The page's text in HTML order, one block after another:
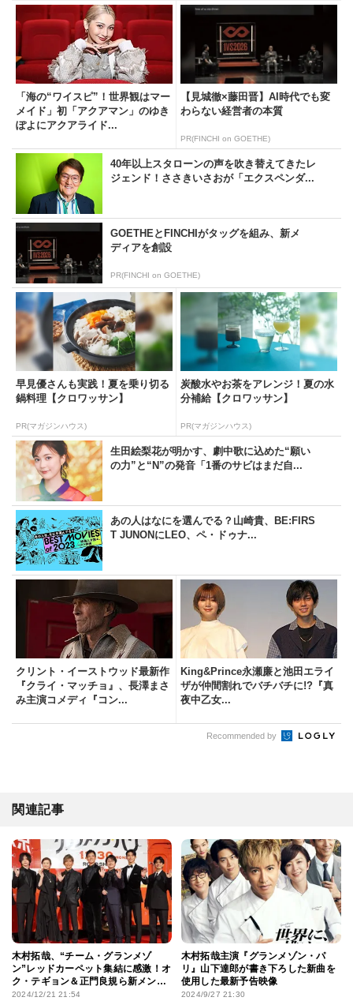
「海の“ワイスピ”！世界観はマー
メイド」初「アクアマン」のゆき
ぽよにアクアライド...
【見城徹×藤田晋】AI時代でも変
わらない経営者の本質
PR(FINCHI on GOETHE)
40年以上スタローンの声を吹き替えてきたレ
ジェンド！ささきいさおが「エクスペンダ...
GOETHEとFINCHIがタッグを組み、新メ
ディアを創設
PR(FINCHI on GOETHE)
早見優さんも実践！夏を乗り切る
鍋料理【クロワッサン】
PR(マガジンハウス)
炭酸水やお茶をアレンジ！夏の水
分補給【クロワッサン】
PR(マガジンハウス)
生田絵梨花が明かす、劇中歌に込めた“願い
の力”と“N”の発音「1番のサビはまだ自...
あの人はなにを選んでる？山崎貴、BE:FIRS
T JUNONにLEO、ペ・ドゥナ...
クリント・イーストウッド最新作
『クライ・マッチョ』、長澤まさ
み主演コメディ『コン...
King&Prince永瀬廉と池田エライ
ザが仲間割れでバチバチに!?『真
夜中乙女...
Recommended by
関連記事
木村拓哉、“チーム・グランメゾ
ン”レッドカーペット集結に感激！オ
ク・テギョン＆正門良規ら新メン
バーも「幸せ」と笑顔
2024/12/21 21:54
木村拓哉主演『グランメゾン・パ
リ』山下達郎が書き下ろした新曲を
使用した最新予告映像
2024/9/27 21:30